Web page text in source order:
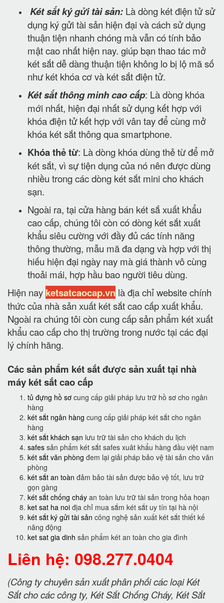
Két sắt ký gửi tài sản: Là dòng két điện tử sử
dụng ký gửi tài sản hiện đại và cách sử dụng
thuận tiện nhanh chóng mà vẫn có tính bảo
mật cao nhất hiện nay. giúp bạn thao tác mở
két sắt dễ dàng thuận tiện không lo bị lộ mã số
như két khóa cơ và két sắt điện tử.
Két sắt thông minh cao cấp: Là dòng khóa
mới nhất, hiện đại nhất sử dụng kết hợp với
khóa điện tử kết hợp với vân tay để cùng mở
khóa két sắt thông qua smartphone.
Khóa thẻ từ: Là dòng khóa dùng thẻ từ để mở
két sắt, vì sự tiện dụng của nó nên được dùng
nhiều trong các dòng két sắt mini cho khách
sạn.
Ngoài ra, tại cửa hàng bán két sắ xuất khẩu
cao cấp, chúng tôi còn có dòng két sắt xuất
khẩu siêu cường với đầy đủ các tính năng
thông thường, mẫu mã đa dạng và hợp với thị
hiếu hiện đại ngày nay mà giá thành vô cùng
thoải mái, hợp hầu bao người tiêu dùng.
Hiện nay ketsatcaocap.vn là địa chỉ website chính
thức của nhà sản xuất két sắt cao cấp xuất khẩu.
Ngoài ra chúng tôi còn cung cấp sản phẩm két xuất
khẩu cao cấp cho thị trường trong nước tại các đại
lý chính hãng.
Các sản phẩm két sắt được sản xuất tại nhà
máy két sắt cao cấp
tủ đựng hồ sơ cung cấp giải pháp lưu trữ hồ sơ cho ngân
hàng
két sắt ngân hàng cung cấp giải pháp két sắt cho ngân
hàng
két sắt khách sạn lưu trữ tài sản cho khách du lịch
safes sản phẩm két sắt safes xuât khẩu hàng đầu việt nam
két sắt văn phòng đem lại giải pháp bảo vệ tài sản cho văn
phòng
két sắt an toàn đảm bảo tài sản được bảo vệ tốt, lưu trữ
gọn gàng
két sắt chống cháy an toàn lưu trữ tài sản trong hỏa hoạn
ket sat ha noi địa chỉ mua sắm két sắt uy tín tại hà nội
két sắt ký gửi tài sản công nghệ sản xuất két sắt thiết kế
năng động
ket sat gia dinh sản phẩm két an toàn cho gia đình
Liên hệ: 098.277.0404
(Công ty chuyên sản xuất phân phối các loại Két
Sắt cho các công ty, Két Sắt Chống Cháy, Két Sắt